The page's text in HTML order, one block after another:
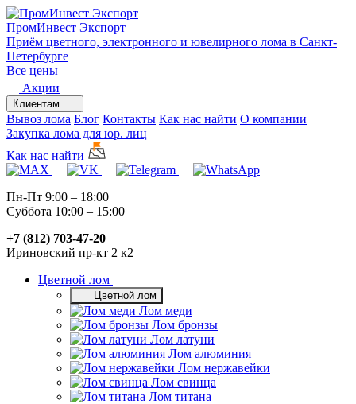
ПромИнвест Экспорт
Приём цветного, электронного и ювелирного лома в Санкт-
Петербурге
Все цены
Акции
Клиентам
Вывоз лома Блог Контакты Как нас найти О компании
Закупка лома для юр. лиц
Как нас найти
Пн-Пт 9:00 – 18:00
Суббота 10:00 – 15:00
+7 (812) 703-47-20
Ириновский пр-кт 2 к2
Цветной лом
Цветной лом
Лом меди
Лом бронзы
Лом латуни
Лом алюминия
Лом нержавейки
Лом свинца
Лом титана